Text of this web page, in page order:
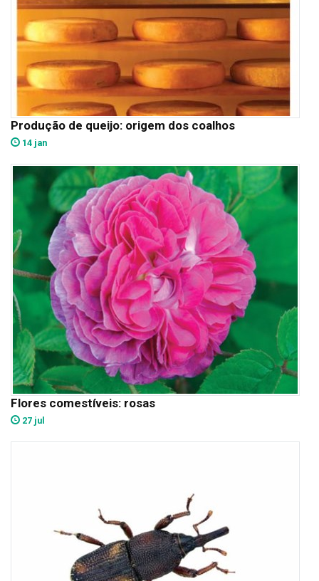
Produção de queijo: origem dos coalhos
14 jan
Flores comestíveis: rosas
27 jul